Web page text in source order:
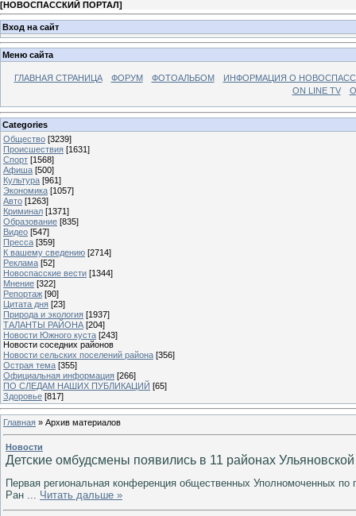
[НОВОСПАССКИЙ ПОРТАЛ]
Вход на сайт
Меню сайта
ГЛАВНАЯ СТРАНИЦА ФОРУМ ФОТОАЛЬБОМ
ИНФОРМАЦИЯ О
ON LINE TV
Categories
Общество [3239]
Происшествия [1631]
Спорт [1568]
Афиша [500]
Культура [961]
Экономика [1057]
Авто [1263]
Криминал [1371]
Образование [835]
Видео [547]
Пресса [359]
К вашему сведению [2714]
Реклама [52]
Новоспасские вести [1344]
Мнение [322]
Репортаж [90]
Цитата дня [23]
Природа и экология [1937]
ТАЛАНТЫ РАЙОНА [204]
Новости Южного куста [243]
Новости соседних районов
Новости сельских поселений района [356]
Острая тема [355]
Официальная информация [266]
ПО СЛЕДАМ НАШИХ ПУБЛИКАЦИЙ [65]
Здоровье [817]
Главная » Архив материалов
Новости
Детские омбудсмены появились в 11 районах Ульяновской
Первая региональная конференция общественных Уполномоченных
Ран ... Читать дальше »